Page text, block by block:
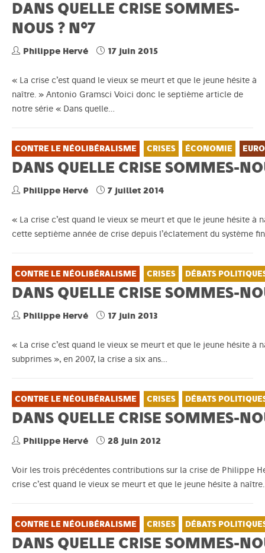
DANS QUELLE CRISE SOMMES-
NOUS ? N°7
Philippe Hervé 17 juin 2015
« La crise c’est quand le vieux se meurt et que le jeune hésite à
naître. » Antonio Gramsci Voici donc le septième article de
notre série « Dans quelle…
CONTRE LE NÉOLIBÉRALISME CRISES ÉCONOMIE
DANS QUELLE CRISE SOMMES-
Philippe Hervé 7 juillet 2014
« La crise c’est quand le vieux se meurt et que le jeune hésite à
cette septième année de crise depuis l’éclatement du système
CONTRE LE NÉOLIBÉRALISME CRISES DÉBATS
DANS QUELLE CRISE SOMMES-
Philippe Hervé 17 juin 2013
« La crise c’est quand le vieux se meurt et que le jeune hésite à
subprimes », en 2007, la crise a six ans…
CONTRE LE NÉOLIBÉRALISME CRISES DÉBATS
DANS QUELLE CRISE SOMMES-
Philippe Hervé 28 juin 2012
Voir les trois précédentes contributions sur la crise de Philippe
crise c’est quand le vieux se meurt et que le jeune hésite à
CONTRE LE NÉOLIBÉRALISME CRISES DÉBATS
DANS QUELLE CRISE SOMMES-